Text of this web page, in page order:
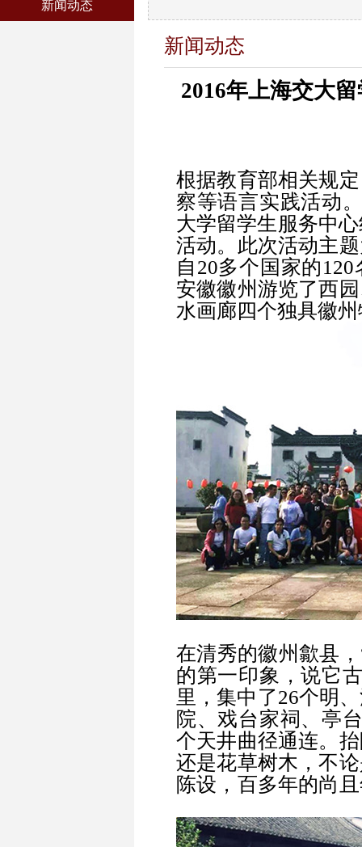
新闻动态
新闻动态
2016年上海交大
根据教育部相关规
察等语言实践活动
大学留学生服务中
活动。此次活动主
自20多个国家的
安徽徽州游览了西
水画廊四个独具徽
在清秀的徽州歙县
的第一印象，说它
里，集中了26个明
院、戏台家祠、亭
个天井曲径通连。
还是花草树木，不
陈设，百多年的尚